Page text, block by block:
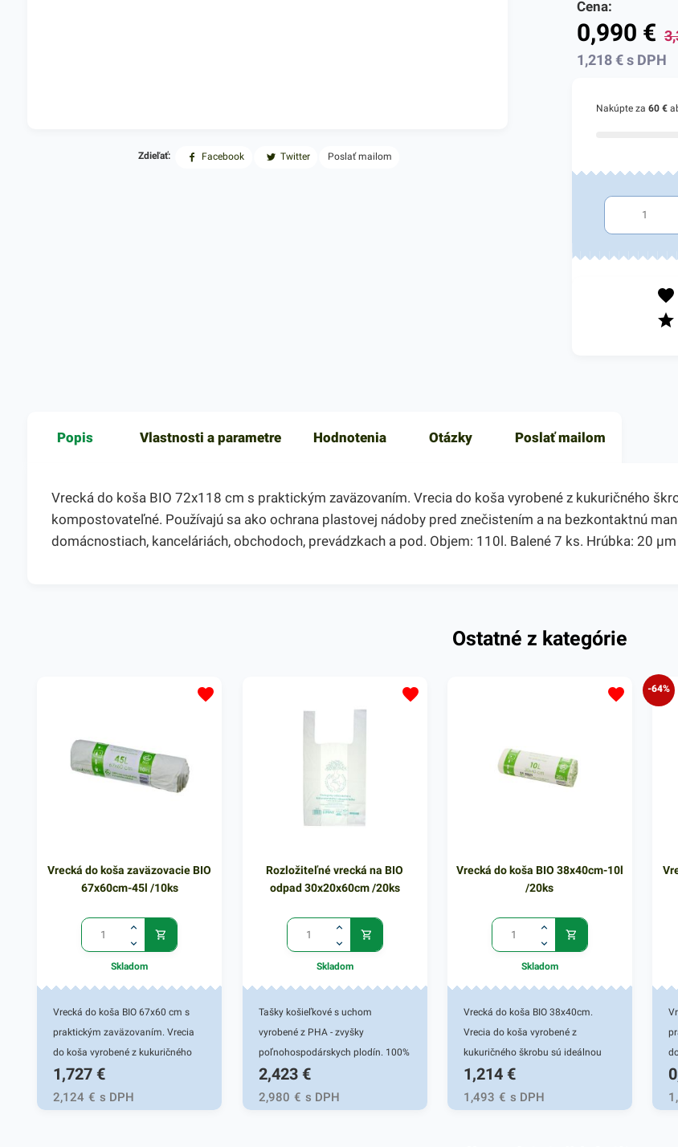
Zdieľať: Facebook Twitter Poslať mailom
Cena:
0,990 €
1,218€s DPH
Nakúpte za 60 €
Popis Vlastnosti a parametre Hodnotenia Otázky Poslať mailom
Vrecká do koša BIO 72x118 cm s praktickým zaväzovaním. Vrecia do koša vyrobené z kukuričného
kompostovateľné. Používajú sa ako ochrana plastovej nádoby pred znečistením a na bezkontaktnú
domácnostiach, kanceláriách, obchodoch, prevádzkach a pod. Objem: 110l. Balené 7 ks. Hrúbka: 20 µm
Ostatné z kategórie
Vrecká do koša zaväzovacie BIO
67x60cm-45l /10ks
Skladom
Vrecká do koša BIO 67x60 cm s
praktickým zaväzovaním. Vrecia
do koša vyrobené z kukuričného
škrobu sú ideálnou voľbou do
každej domácnosti. Sú odolné a
kompostovateľné. Používajú sa
1,727 €
2,124 € s DPH
Rozložiteľné vrecká na BIO
odpad 30x20x60cm /20ks
Skladom
Tašky košieľkové s uchom
vyrobené z PHA - zvyšky
poľnohospodárskych plodín. 100%
nezávadné na kontakt s
potravinami. Vhodné do
kompostov. Vďaka svojim
2,423 €
2,980 € s DPH
Vrecká do koša BIO 38x40cm-10l
/20ks
Skladom
Vrecká do koša BIO 38x40cm.
Vrecia do koša vyrobené z
kukuričného škrobu sú ideálnou
voľbou do každej domácnosti. Sú
odolné a kompostovateľné.
Používajú sa ako ochrana
1,214 €
1,493 € s DPH
-64%